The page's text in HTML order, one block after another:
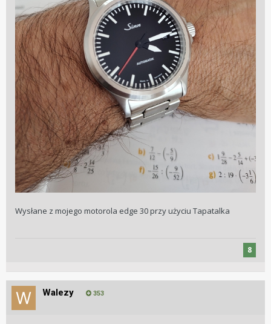
Wysłane z mojego motorola edge 30 przy użyciu Tapatalka
8
Walezy 353